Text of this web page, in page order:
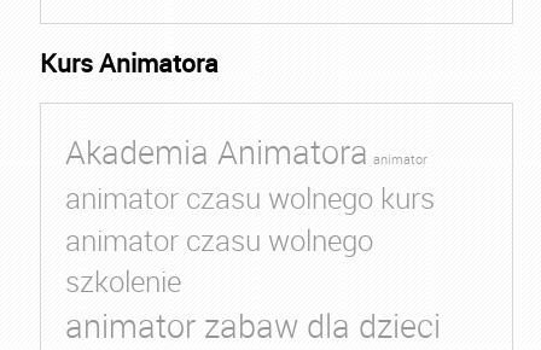
Kurs Animatora
Akademia Animatora animator
animator czasu wolnego kurs
animator czasu wolnego
szkolenie
animator zabaw dla dzieci